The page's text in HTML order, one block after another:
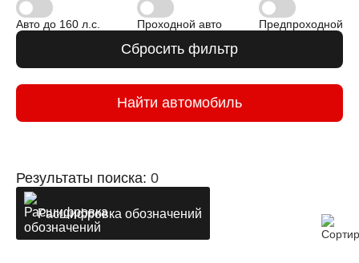
Авто до 160 л.с. Проходной авто Предпроходной
Сбросить фильтр
Найти автомобиль
Результаты поиска: 0
Расшифровка обозначений